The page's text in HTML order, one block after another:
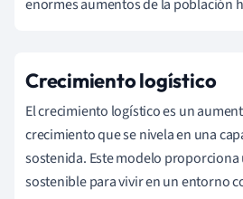
enormes aumentos de la población
Crecimiento logístico
El crecimiento logístico es un
crecimiento que se nivela en una
sostenida. Este modelo
sostenible para vivir en un entorno